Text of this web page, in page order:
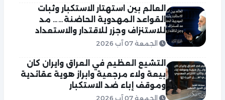
العالم بين استهتار الاستكبار وثبات
القواعد المهدوية الحاضنة…… مد
للاستنزاف وجزر للاقتدار والاستعداد
الجمعة 07 آب 2026
التشيع العظيم في العراق وايران كان
بيعة ولاء مرجعية وابراز هوية عقائدية
وموقف إباء ضد الاستكبار
الجمعة 07 آب 2026